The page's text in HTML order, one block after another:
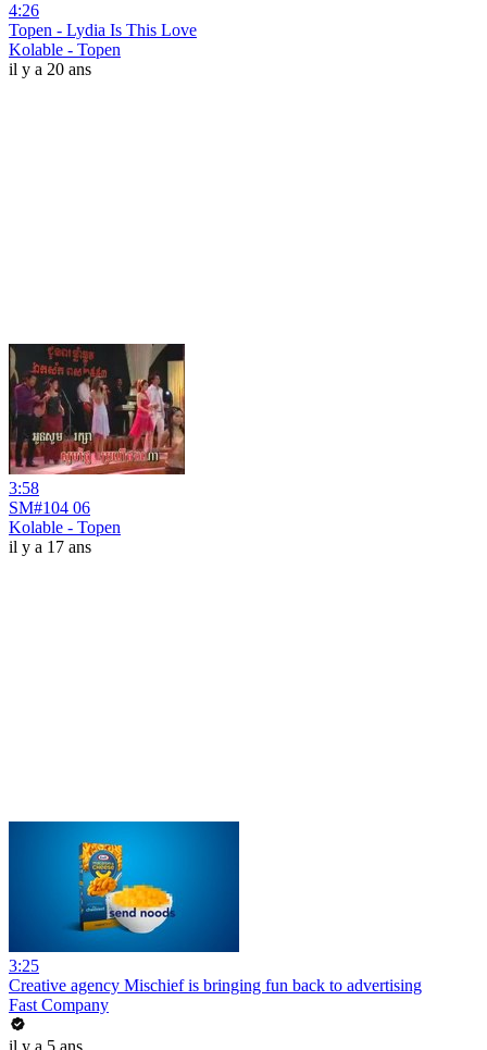
4:26
Topen - Lydia Is This Love
Kolable - Topen
il y a 20 ans
3:58
SM#104 06
Kolable - Topen
il y a 17 ans
3:25
Creative agency Mischief is bringing fun back to advertising
Fast Company